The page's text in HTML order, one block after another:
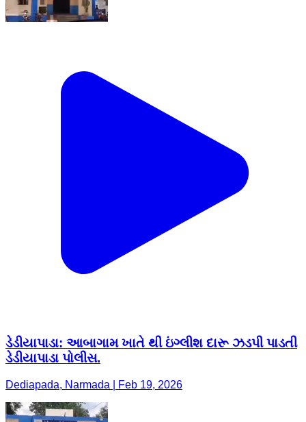
ડેડીયાપાડા: આબાગામ ખાતે થી ઇંગ્લીશ દારૂ ઝડપી પાડતી
ડેડીયાપાડા પોલીસ.
Dediapada, Narmada | Feb 19, 2026